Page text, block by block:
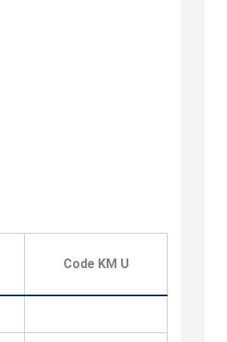
Code KM U